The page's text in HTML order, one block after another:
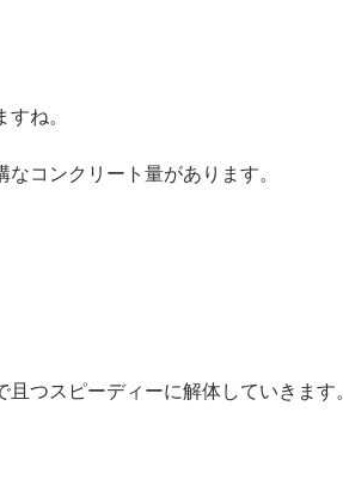
ね。
コンクリート量があります。
つスピーディーに解体していきます。